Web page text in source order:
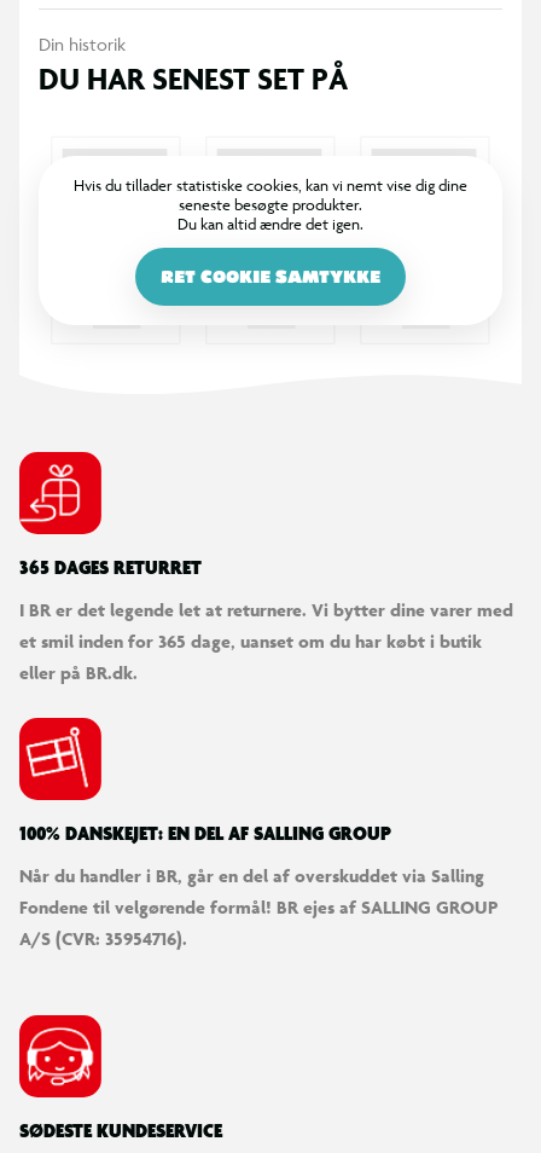
Din historik
DU HAR SENEST SET PÅ
Hvis du tillader statistiske cookies, kan vi nemt vise dig dine
seneste besøgte produkter.
Du kan altid ændre det igen.
RET COOKIE SAMTYKKE
365 DAGES RETURRET
I BR er det legende let at returnere. Vi bytter dine varer med
et smil inden for 365 dage, uanset om du har købt i butik
eller på BR.dk.
100% DANSKEJET: EN DEL AF SALLING GROUP
Når du handler i BR, går en del af overskuddet via Salling
Fondene til velgørende formål! BR ejes af SALLING GROUP
A/S (CVR: 35954716).
SØDESTE KUNDESERVICE